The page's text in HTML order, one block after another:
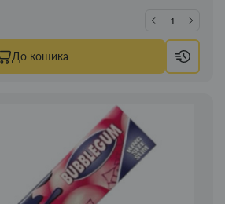
До кошика